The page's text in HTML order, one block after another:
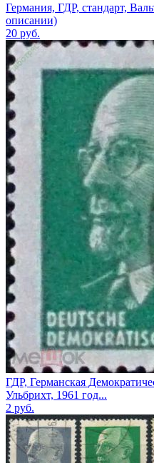
Германия, ГДР, стандарт,
описании)
20 руб.
ГДР, Германская
Ульбрихт, 1961 год...
2 руб.